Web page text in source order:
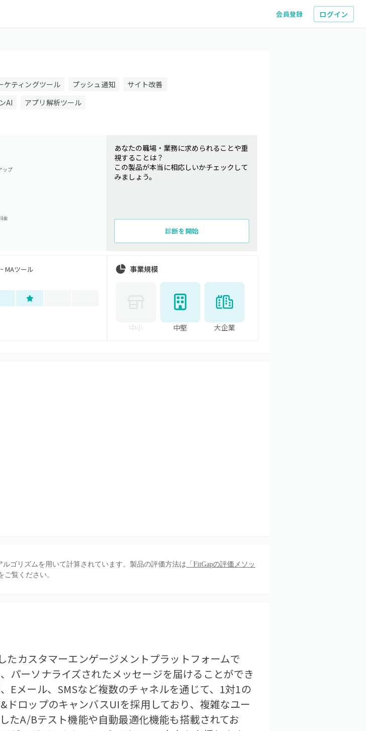
会員登録 ログイン
ケティングツール プッシュ通知
サイト改善
AI
アプリ解析ツール
ップ
金
あなたの職場・業務に求められることや重
視することは？
この製品が本当に相応しいかチェックして
みましょう。
診断を開始
~MAツール 事業規模
中小 中堅 大企業
ゴリズムを用いて計算されています。製品の評価方法は 「FitGapの評価メソッ
ご覧ください。
カスタマーエンゲージメントプラットフォームで
パーソナライズされたメッセージを届けることができ
Eメール、SMSなど複数のチャネルを通じて、1対1の
ドロップのキャンバスUIを採用しており、複雑なユー
たA/Bテスト機能や自動最適化機能も搭載されてお